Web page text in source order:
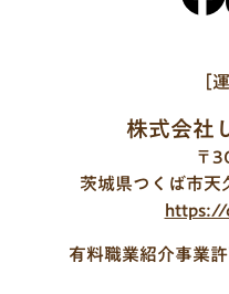
［
株式会社
〒
茨城県つくば市
https://
有料職業紹介事